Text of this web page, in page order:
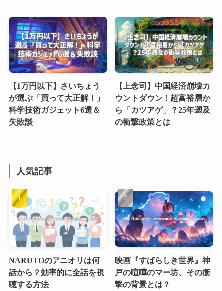
【1万円以下】さいちょう
が選ぶ「買って大正解！」
科学技術ガジェット6選＆
失敗談
【上念司】中国経済崩壊カ
ウントダウン！超富裕層か
ら「カツアゲ」？25年遡及
の衝撃政策とは
人気記事
NARUTOのアニオリは何
話から？効率的に全話を視
聴する方法
映画『すばらしき世界』神
戸の喧嘩のマー坊、その衝
撃の背景とは？